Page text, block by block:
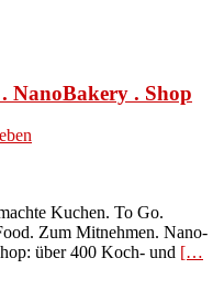
NanoBakery . Shop
Kuchen. To Go.
Zum Mitnehmen. Nano-
über 400 Koch- und […